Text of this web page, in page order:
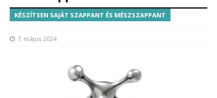
KÉSZÍTSEN SAJÁT SZAPPANT ÉS MÉSZSZAPPANT
7. május 2024